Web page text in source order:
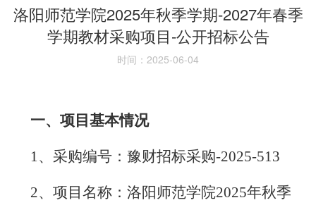
洛阳师范学院2025年秋季学期-2027年春季
学期教材采购项目-公开招标公告
时间：2025-06-04
一、项目基本情况
1、采购编号：豫财招标采购-2025-513
2、项目名称：洛阳师范学院2025年秋季